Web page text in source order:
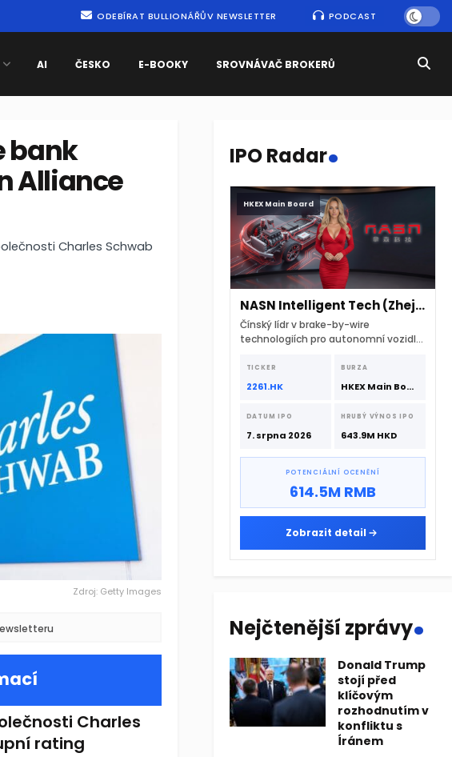
ODEBÍRAT BULLIONÁŘŮV NEWSLETTER PODCAST
AI ČESKO E-BOOKY SROVNÁVAČ BROKERŮ
bank
Alliance
Charles Schwab
Zdroj: Getty Images
Charles
rating
IPO Radar.
HKEX Main Board
NASN Intelligent Tech (Zhejiang)
Čínský lídr v brake-by-wire
technologiích pro autonomní vozidla
srpna 2026 s podporou CATL a
Hillhouse Investment.
TICKER
2261.HK
BURZA
HKEX Main Board
DATUM IPO
7. srpna 2026
HRUBÝ VÝNOS IPO
643.9M HKD
POTENCIÁLNÍ OCENĚNÍ
614.5M RMB
Zobrazit detail
Nejčtenější zprávy.
Donald Trump
stojí před
klíčovým
rozhodnutím v
konfliktu s
Íránem